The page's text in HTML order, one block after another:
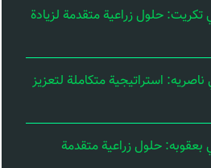
حلول زراعية متقدمة لزيادة
استراتيجية متكاملة لتعزيز
بعقوبه: حلول زراعية متقدمة